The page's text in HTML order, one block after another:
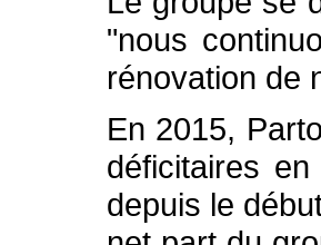
"nous
rénovation de
En 2015,
déficitaires
depuis le